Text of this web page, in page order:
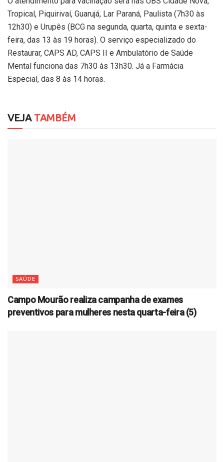
Tropical, Piquirivaí, Guarujá, Lar Paraná, Paulista (7h30 às
12h30) e Urupês (BCG na segunda, quarta, quinta e sexta-
feira, das 13 às 19 horas). O serviço especializado do
Restaurar, CAPS AD, CAPS II e Ambulatório de Saúde
Mental funciona das 7h30 às 13h30. Já a Farmácia
Especial, das 8 às 14 horas.
VEJATAMBÉM
SAÚDE
Campo Mourão realiza campanha de exames
preventivos para mulheres nesta quarta-feira (5)